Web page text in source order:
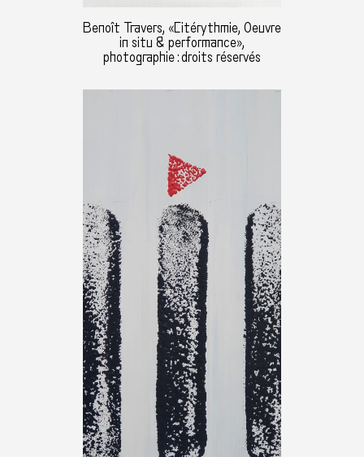
Benoît Travers, «Citérythmie, Oeuvre
in situ & performance»,
photographie : droits réservés